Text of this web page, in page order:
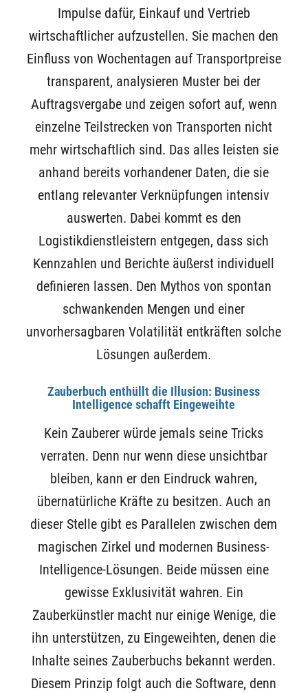
Impulse dafür, Einkauf und Vertrieb
wirtschaftlicher aufzustellen. Sie machen den
Einfluss von Wochentagen auf Transportpreise
transparent, analysieren Muster bei der
Auftragsvergabe und zeigen sofort auf, wenn
einzelne Teilstrecken von Transporten nicht
mehr wirtschaftlich sind. Das alles leisten sie
anhand bereits vorhandener Daten, die sie
entlang relevanter Verknüpfungen intensiv
auswerten. Dabei kommt es den
Logistikdienstleistern entgegen, dass sich
Kennzahlen und Berichte äußerst individuell
definieren lassen. Den Mythos von spontan
schwankenden Mengen und einer
unvorhersagbaren Volatilität entkräften solche
Lösungen außerdem.
Zauberbuch enthüllt die Illusion: Business
Intelligence schafft Eingeweihte
Kein Zauberer würde jemals seine Tricks
verraten. Denn nur wenn diese unsichtbar
bleiben, kann er den Eindruck wahren,
übernatürliche Kräfte zu besitzen. Auch an
dieser Stelle gibt es Parallelen zwischen dem
magischen Zirkel und modernen Business-
Intelligence-Lösungen. Beide müssen eine
gewisse Exklusivität wahren. Ein
Zauberkünstler macht nur einige Wenige, die
ihn unterstützen, zu Eingeweihten, denen die
Inhalte seines Zauberbuchs bekannt werden.
Diesem Prinzip folgt auch die Software, denn